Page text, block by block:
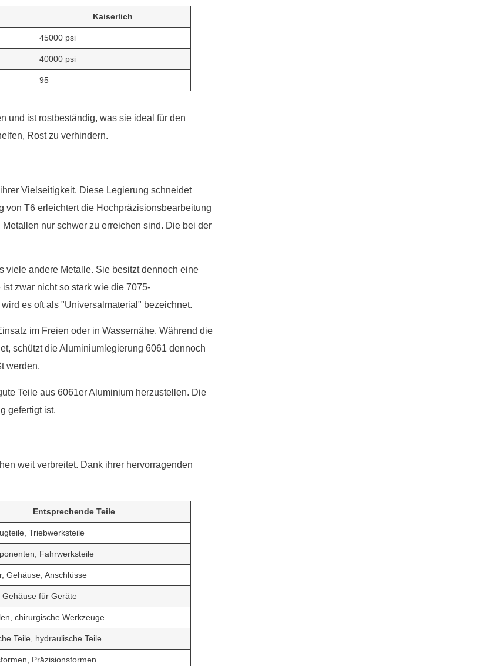
Kaiserlich
45000 psi
40000 psi
95
und ist rostbeständig, was sie ideal für den
Rost zu verhindern.
Vielseitigkeit. Diese Legierung schneidet
von T6 erleichtert die Hochpräzisionsbearbeitung
nur schwer zu erreichen sind. Die bei der
viele andere Metalle. Sie besitzt dennoch eine
zwar nicht so stark wie die 7075-
es oft als "Universalmaterial" bezeichnet.
im Freien oder in Wassernähe. Während die
schützt die Aluminiumlegierung 6061 dennoch
werden.
Teile aus 6061er Aluminium herzustellen. Die
gefertigt ist.
weit verbreitet. Dank ihrer hervorragenden
Entsprechende Teile
Triebwerksteile
Fahrwerksteile
Gehäuse, Anschlüsse
Gehäuse für Geräte
chirurgische Werkzeuge
Teile, hydraulische Teile
Präzisionsformen